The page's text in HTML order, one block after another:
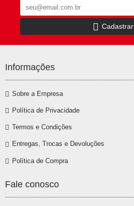
Cadastrar
Informações
Sobre a Empresa
Política de Privacidade
Termos e Condições
Entregas, Trocas e Devoluções
Política de Compra
Fale conosco